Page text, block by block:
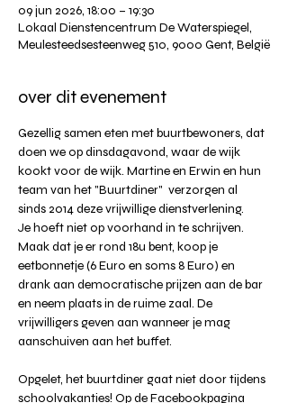
09 jun 2026, 18:00 – 19:30
Lokaal Dienstencentrum De Waterspiegel,
Meulesteedsesteenweg 510, 9000 Gent, België
over dit evenement
Gezellig samen eten met buurtbewoners, dat
doen we op dinsdagavond, waar de wijk
kookt voor de wijk. Martine en Erwin en hun
team van het "Buurtdiner"  verzorgen al
sinds 2014 deze vrijwillige dienstverlening.
Je hoeft niet op voorhand in te schrijven.
Maak dat je er rond 18u bent, koop je
eetbonnetje (6 Euro en soms 8 Euro) en
drank aan democratische prijzen aan de bar
en neem plaats in de ruime zaal. De
vrijwilligers geven aan wanneer je mag
aanschuiven aan het buffet.
Opgelet, het buurtdiner gaat niet door tijdens
schoolvakanties! Op de Facebookpagina